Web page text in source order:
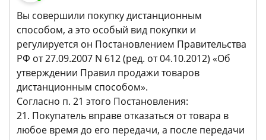
Вы совершили покупку дистанционным
способом, а это особый вид покупки и
регулируется он Постановлением Правительства
РФ от 27.09.2007 N 612 (ред. от 04.10.2012) «Об
утверждении Правил продажи товаров
дистанционным способом».
Согласно п. 21 этого Постановления:
21. Покупатель вправе отказаться от товара в
любое время до его передачи, а после передачи